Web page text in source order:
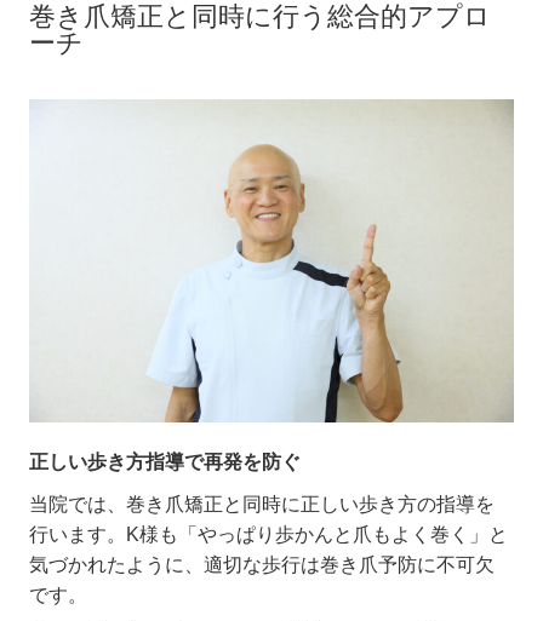
巻き爪矯正と同時に行う総合的アプロ
ーチ
正しい歩き方指導で再発を防ぐ
当院では、巻き爪矯正と同時に正しい歩き方の指導を
行います。
K様も「やっぱり歩かんと爪もよく巻く」と
気づかれたように、適切な歩行は巻き爪予防に不可欠
です。